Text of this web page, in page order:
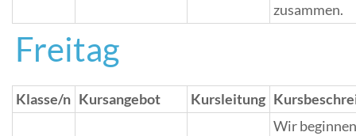
zusammen.
Freitag
Klasse/n Kursangebot Kursleitung
Wir